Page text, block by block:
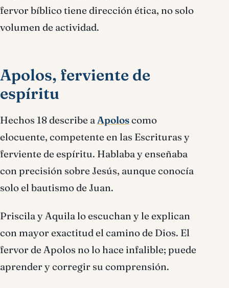
fervor bíblico tiene dirección ética, no solo
volumen de actividad.
Apolos, ferviente de
espíritu
Hechos 18 describe aApoloscomo
elocuente, competente en las Escrituras y
ferviente de espíritu. Hablaba y enseñaba
con precisión sobre Jesús, aunque conocía
solo el bautismo de Juan.
Priscila y Aquila lo escuchan y le explican
con mayor exactitud el camino de Dios. El
fervor de Apolos no lo hace infalible; puede
aprender y corregir su comprensión.